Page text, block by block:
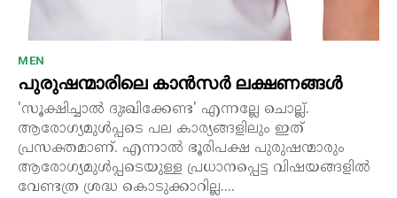
MEN
പുരുഷന്മാരിലെ കാൻസർ ലക്ഷണങ്ങൾ
'സൂക്ഷിച്ചാൽ ദുഃഖിക്കേണ്ട' എന്നല്ലേ ചൊല്ല്.
ആരോഗ്യമുൾപ്പടെ പല കാര്യങ്ങളിലും ഇത്
പ്രസക്തമാണ്. എന്നാൽ ഭൂരിപക്ഷ പുരുഷന്മാരും
ആരോഗ്യമുൾപ്പടെയുള്ള പ്രധാനപ്പെട്ട വിഷയങ്ങളിൽ
വേണ്ടത്ര ശ്രദ്ധ കൊടുക്കാറില്ല....